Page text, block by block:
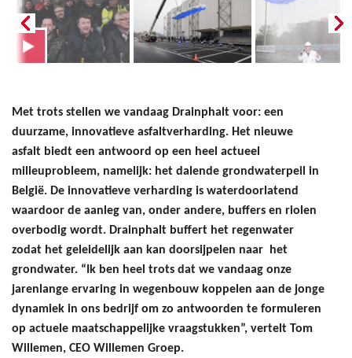
Met trots stellen we vandaag Drainphalt voor: een
duurzame, innovatieve asfaltverharding. Het nieuwe
asfalt biedt een antwoord op een heel actueel
milieuprobleem, namelijk: het dalende grondwaterpeil in
België. De innovatieve verharding is waterdoorlatend
waardoor de aanleg van, onder andere, buffers en riolen
overbodig wordt. Drainphalt buffert het regenwater
zodat het geleidelijk aan kan doorsijpelen naar het
grondwater. “Ik ben heel trots dat we vandaag onze
jarenlange ervaring in wegenbouw koppelen aan de jonge
dynamiek in ons bedrijf om zo antwoorden te formuleren
op actuele maatschappelijke vraagstukken”, vertelt Tom
Willemen, CEO Willemen Groep.